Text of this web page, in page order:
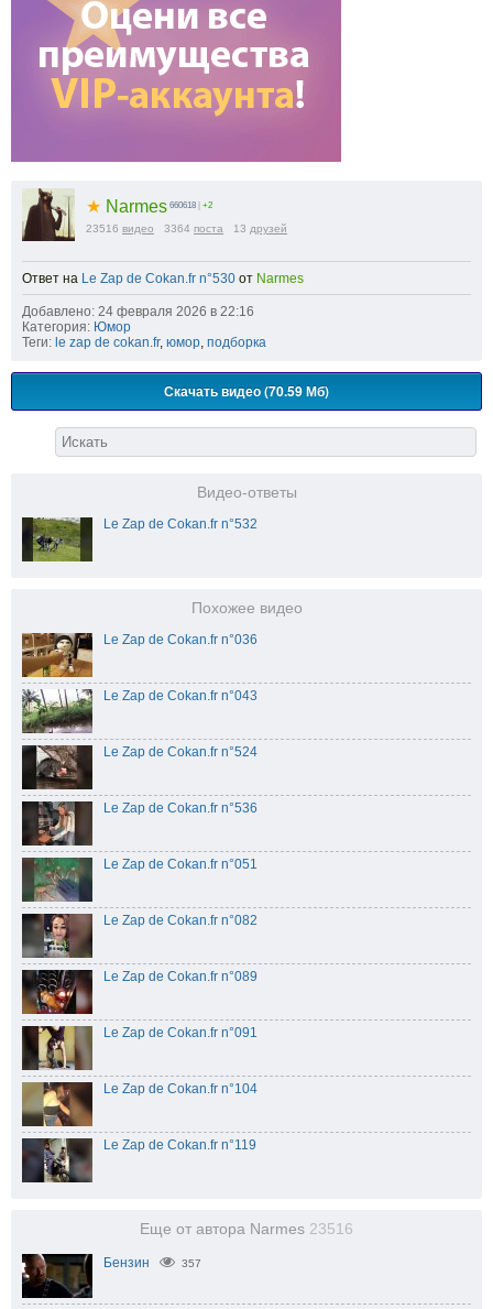
★ Narmes 660618 +2
23516 видео 3364 поста 13 друзей
Ответ на Le Zap de Cokan.fr n°530 от Narmes
Добавлено: 24 февраля 2026 в 22:16
Категория: Юмор
Теги: le zap de cokan.fr, юмор, подборка
Скачать видео (70.59 Мб)
Видео-ответы
Le Zap de Cokan.fr n°532
Похожее видео
Le Zap de Cokan.fr n°036
Le Zap de Cokan.fr n°043
Le Zap de Cokan.fr n°524
Le Zap de Cokan.fr n°536
Le Zap de Cokan.fr n°051
Le Zap de Cokan.fr n°082
Le Zap de Cokan.fr n°089
Le Zap de Cokan.fr n°091
Le Zap de Cokan.fr n°104
Le Zap de Cokan.fr n°119
Еще от автора Narmes 23516
Бензин 357